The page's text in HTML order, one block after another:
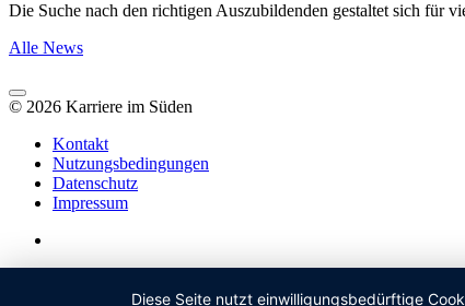
Die Suche nach den richtigen Auszubildenden gestaltet sich für
Alle News
© 2026 Karriere im Süden
Kontakt
Nutzungsbedingungen
Datenschutz
Impressum
Diese Seite nutzt einwilligungsbedürftige